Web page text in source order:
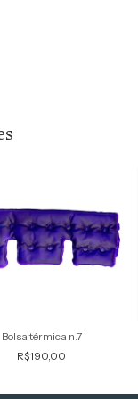
Bolsa térmica n.7
R$190,00